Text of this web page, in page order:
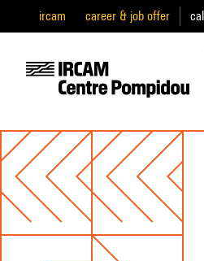
ircam career & job offer